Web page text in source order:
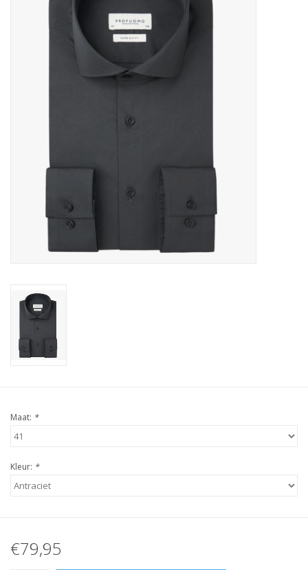
Maat: *
Kleur: *
€79,95